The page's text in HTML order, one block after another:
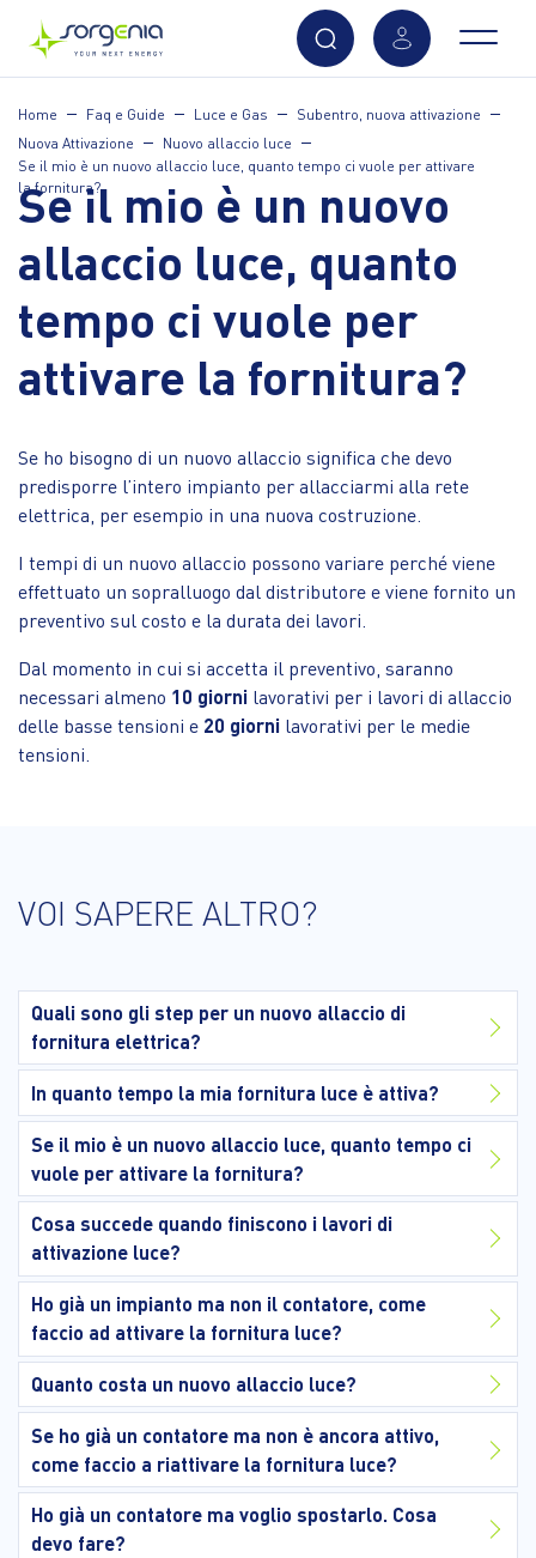
contenuto
principale
Home Faq e Guide Luce e Gas
Subentro, nuova attivazione
Nuova Attivazione
Nuovo allaccio luce
Se il mio è un nuovo allaccio luce, quanto tempo ci vuole per attivare
la fornitura?
Se il mio è un nuovo
allaccio luce, quanto
tempo ci vuole per
attivare la fornitura?
Se ho bisogno di un nuovo allaccio significa che devo
predisporre l’intero impianto per allacciarmi alla rete
elettrica, per esempio in una nuova costruzione.
I tempi di un nuovo allaccio possono variare perché viene
effettuato un sopralluogo dal distributore e viene fornito un
preventivo sul costo e la durata dei lavori.
Dal momento in cui si accetta il preventivo, saranno
necessari almeno 10 giorni lavorativi per i lavori di allaccio
delle basse tensioni e 20 giorni lavorativi per le medie
tensioni.
VOI SAPERE ALTRO?
Quali sono gli step per un nuovo allaccio di
fornitura elettrica?
In quanto tempo la mia fornitura luce è attiva?
Se il mio è un nuovo allaccio luce, quanto tempo ci
vuole per attivare la fornitura?
Cosa succede quando finiscono i lavori di
attivazione luce?
Ho già un impianto ma non il contatore, come
faccio ad attivare la fornitura luce?
Quanto costa un nuovo allaccio luce?
Se ho già un contatore ma non è ancora attivo,
come faccio a riattivare la fornitura luce?
Ho già un contatore ma voglio spostarlo. Cosa
devo fare?